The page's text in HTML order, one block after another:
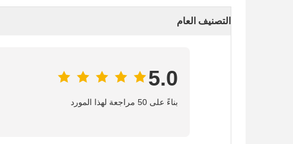
التصنيف العام
5.0
بناءً على 50 مراجعة لهذا المورد